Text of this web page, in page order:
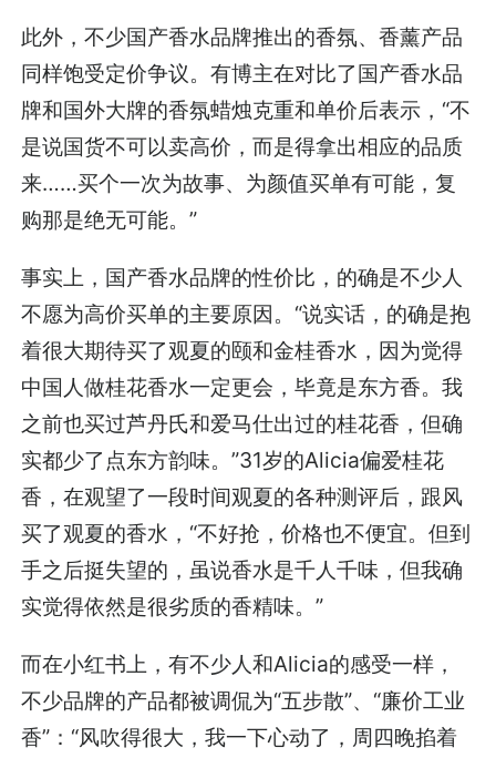
此外，不少国产香水品牌推出的香氛、香薰产品
同样饱受定价争议。有博主在对比了国产香水品
牌和国外大牌的香氛蜡烛克重和单价后表示，“不
是说国货不可以卖高价，而是得拿出相应的品质
来……买个一次为故事、为颜值买单有可能，复
购那是绝无可能。”
事实上，国产香水品牌的性价比，的确是不少人
不愿为高价买单的主要原因。“说实话，的确是抱
着很大期待买了观夏的颐和金桂香水，因为觉得
中国人做桂花香水一定更会，毕竟是东方香。我
之前也买过芦丹氏和爱马仕出过的桂花香，但确
实都少了点东方韵味。”31岁的Alicia偏爱桂花
香，在观望了一段时间观夏的各种测评后，跟风
买了观夏的香水，“不好抢，价格也不便宜。但到
手之后挺失望的，虽说香水是千人千味，但我确
实觉得依然是很劣质的香精味。”
而在小红书上，有不少人和Alicia的感受一样，
不少品牌的产品都被调侃为“五步散”、“廉价工业
香”：“风吹得很大，我一下心动了，周四晚掐着